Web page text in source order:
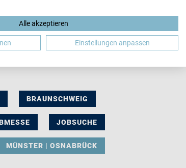
DE
BRAUNSCHWEIG
JOBSUCHE
MÜNSTER | OSNABRÜCK
Alle akzeptieren
Einstellungen anpassen